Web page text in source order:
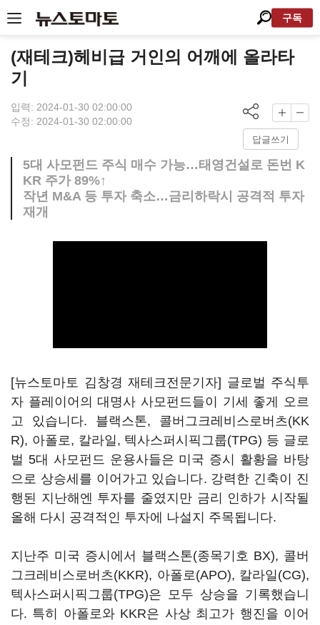
구독
(재테크)헤비급 거인의 어깨에 올라타
기
입력: 2024-01-30 02:00:00
수정: 2024-01-30 02:00:00
답글쓰기
5대 사모펀드 주식 매수 가능…태영건설로 돈번 K
KR 주가 89%↑
작년 M&A 등 투자 축소…금리하락시 공격적 투자
재개
[뉴스토마토 김창경 재테크전문기자] 글로벌 주식투
자 플레이어의 대명사 사모펀드들이 기세 좋게 오르
고 있습니다. 블랙스톤, 콜버그크레비스로버츠(KK
R), 아폴로, 칼라일, 텍사스퍼시픽그룹(TPG) 등 글로
벌 5대 사모펀드 운용사들은 미국 증시 활황을 바탕
으로 상승세를 이어가고 있습니다. 강력한 긴축이 진
행된 지난해엔 투자를 줄였지만 금리 인하가 시작될
올해 다시 공격적인 투자에 나설지 주목됩니다.
지난주 미국 증시에서 블랙스톤(종목기호 BX), 콜버
그크레비스로버츠(KKR), 아폴로(APO), 칼라일(CG),
텍사스퍼시픽그룹(TPG)은 모두 상승을 기록했습니
다. 특히 아폴로와 KKR은 사상 최고가 행진을 이어